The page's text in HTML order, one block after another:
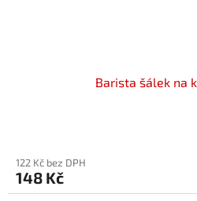
Barista šálek na
122 Kč bez DPH
148 Kč